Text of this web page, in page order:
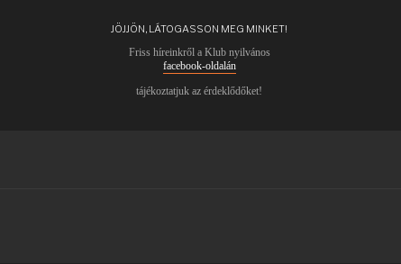
JÖJJÖN, LÁTOGASSON MEG MINKET!
Friss híreinkről a Klub nyilvános
facebook-oldalán
tájékoztatjuk az érdeklődőket!